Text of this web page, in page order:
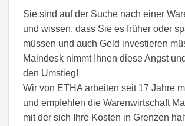
Sie sind auf der Suche nach einer
und wissen, dass Sie es früher oder
müssen und auch Geld investieren
Maindesk nimmt Ihnen diese Angst
den Umstieg!
Wir von ETHA arbeiten seit 17 Jahre
und empfehlen die Warenwirtschaft
mit der sich Ihre Kosten in Grenzen